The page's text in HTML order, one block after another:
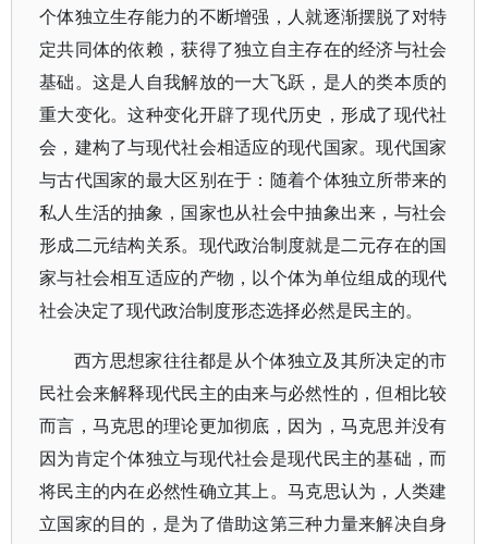
个体独立生存能力的不断增强，人就逐渐摆脱了对特
定共同体的依赖，获得了独立自主存在的经济与社会
基础。这是人自我解放的一大飞跃，是人的类本质的
重大变化。这种变化开辟了现代历史，形成了现代社
会，建构了与现代社会相适应的现代国家。现代国家
与古代国家的最大区别在于：随着个体独立所带来的
私人生活的抽象，国家也从社会中抽象出来，与社会
形成二元结构关系。现代政治制度就是二元存在的国
家与社会相互适应的产物，以个体为单位组成的现代
社会决定了现代政治制度形态选择必然是民主的。
西方思想家往往都是从个体独立及其所决定的市
民社会来解释现代民主的由来与必然性的，但相比较
而言，马克思的理论更加彻底，因为，马克思并没有
因为肯定个体独立与现代社会是现代民主的基础，而
将民主的内在必然性确立其上。马克思认为，人类建
立国家的目的，是为了借助这第三种力量来解决自身